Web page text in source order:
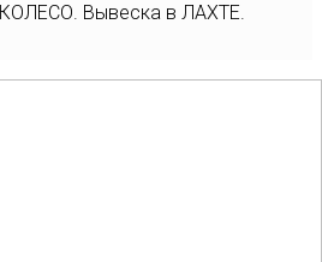
КОЛЕСО. Вывеска в ЛАХТЕ.